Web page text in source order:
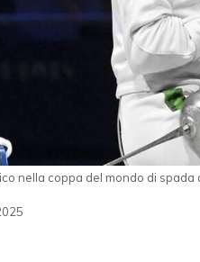
nella coppa del mondo di